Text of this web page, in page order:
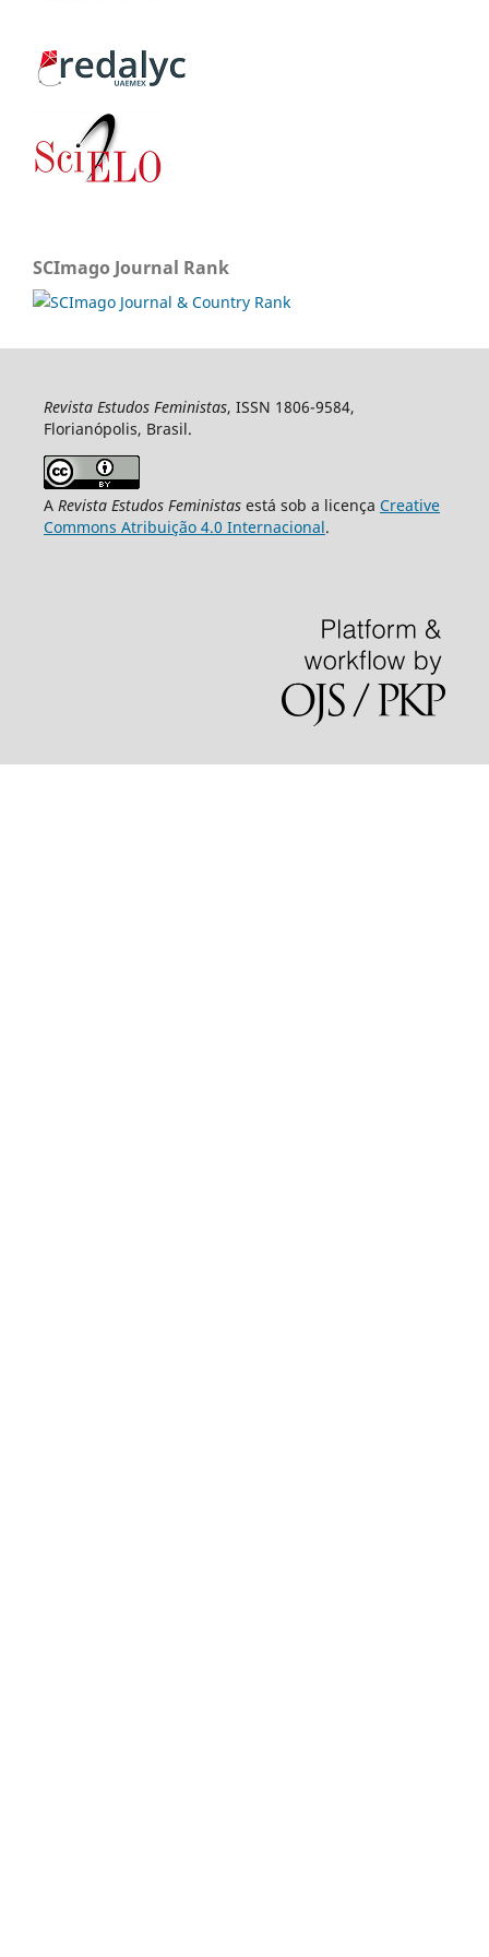
SCImago Journal Rank
Revista Estudos Feministas, ISSN 1806-9584,
Florianópolis, Brasil.
A Revista Estudos Feministasestá sob a licença Creative
Commons Atribuição 4.0 Internacional.